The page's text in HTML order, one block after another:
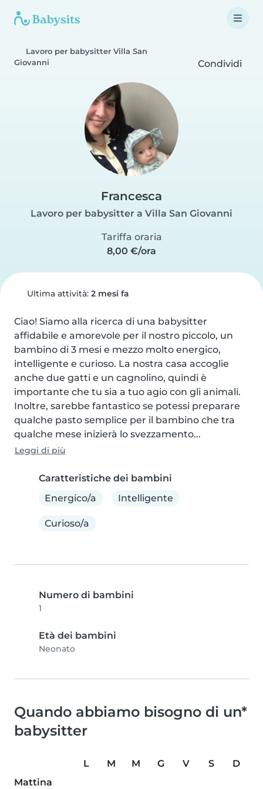
Lavoro per babysitter Villa San
Giovanni
Condividi
Francesca
Lavoro per babysitter a Villa San Giovanni
Tariffa oraria
8,00 €/ora
Ultima attività: 2 mesi fa
Ciao! Siamo alla ricerca di una babysitter
affidabile e amorevole per il nostro piccolo, un
bambino di 3 mesi e mezzo molto energico,
intelligente e curioso. La nostra casa accoglie
anche due gatti e un cagnolino, quindi è
importante che tu sia a tuo agio con gli animali.
Inoltre, sarebbe fantastico se potessi preparare
qualche pasto semplice per il bambino che tra
qualche mese inizierà lo svezzamento...
Leggi di più
Caratteristiche dei bambini
Energico/a
Intelligente
Curioso/a
Numero di bambini
1
Età dei bambini
Neonato
Quando abbiamo bisogno di un*
babysitter
L M M G V S
D
Mattina